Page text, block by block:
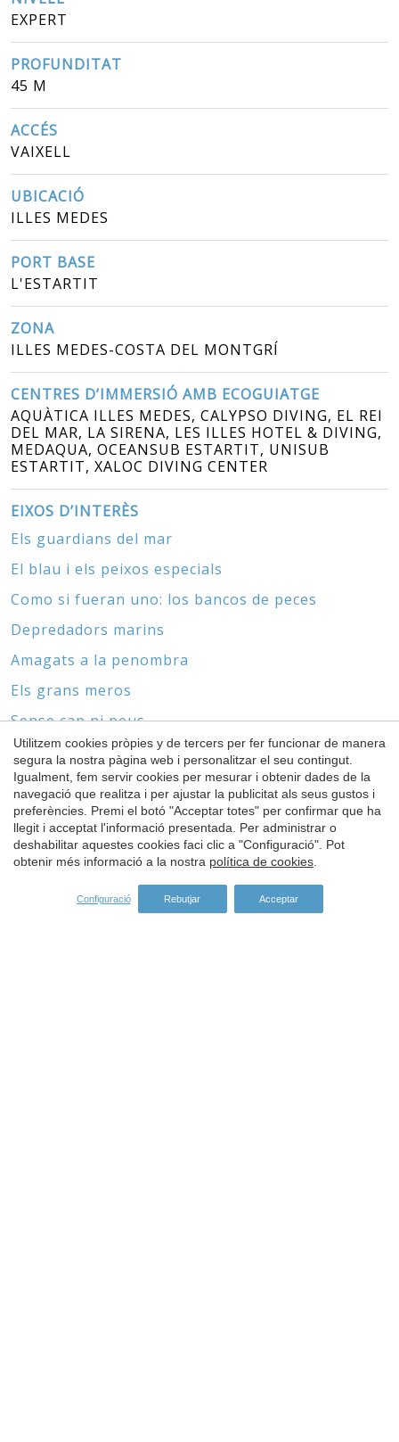
EXPERT
PROFUNDITAT
45 M
ACCÉS
VAIXELL
UBICACIÓ
ILLES MEDES
PORT BASE
L'ESTARTIT
ZONA
ILLES MEDES-COSTA DEL MONTGRÍ
CENTRES D’IMMERSIÓ AMB ECOGUIATGE
AQUÀTICA ILLES MEDES, CALYPSO DIVING, EL REI
DEL MAR, LA SIRENA, LES ILLES HOTEL & DIVING,
MEDAQUA, OCEANSUB ESTARTIT, UNISUB
ESTARTIT, XALOC DIVING CENTER
EIXOS D’INTERÈS
Els guardians del mar
El blau i els peixos especials
Como si fueran uno: los bancos de peces
Depredadors marins
Amagats a la penombra
Els grans meros
Sense cap ni peus
El món de les gorgònies i els coralls
ESPÒNSORS
Utilitzem cookies pròpies y de tercers per fer funcionar de manera
segura la nostra pàgina web i personalitzar el seu contingut.
Igualment, fem servir cookies per mesurar i obtenir dades de la
navegació que realitza i per ajustar la publicitat als seus gustos i
preferències. Premi el botó "Acceptar totes" per confirmar que ha
llegit i acceptat l'informació presentada. Per administrar o
deshabilitar aquestes cookies faci clic a "Configuració". Pot
obtenir més informació a la nostra política de cookies.
Configuració Rebutjar Acceptar
Guardar configuració Acceptar totes